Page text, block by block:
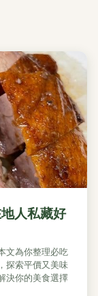
人私藏好
文為你整理必吃
探索平價又美味
決你的美食選擇